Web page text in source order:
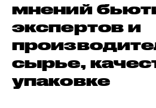
мнений
экспертов и
сырье,
упаковке